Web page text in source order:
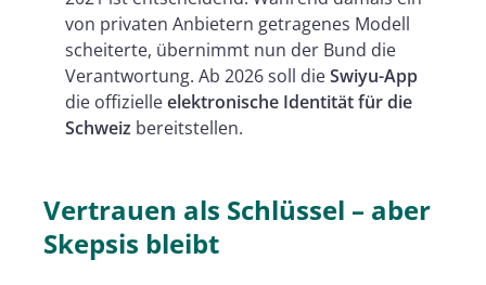
von privaten Anbietern getragenes Modell
scheiterte, übernimmt nun der Bund die
Verantwortung. Ab 2026 soll dieSwiyu-App
die offizielleelektronische Identität für die
Schweiz bereitstellen.
Vertrauen als Schlüssel – aber
Skepsis bleibt